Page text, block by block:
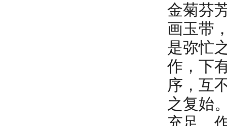
金菊芬
画玉带
是弥忙
作，下
序，互
之复始